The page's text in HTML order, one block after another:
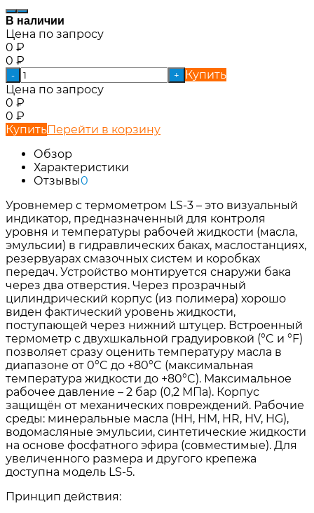
В наличии
Цена по запросу
0 ₽
0 ₽
- +
Купить
Цена по запросу
0 ₽
0 ₽
КупитьПерейти в корзину
Обзор
Характеристики
Отзывы0
Уровнемер с термометром LS-3 – это визуальный
индикатор, предназначенный для контроля
уровня и температуры рабочей жидкости (масла,
эмульсии) в гидравлических баках, маслостанциях,
резервуарах смазочных систем и коробках
передач. Устройство монтируется снаружи бака
через два отверстия. Через прозрачный
цилиндрический корпус (из полимера) хорошо
виден фактический уровень жидкости,
поступающей через нижний штуцер. Встроенный
термометр с двухшкальной градуировкой (°C и °F)
позволяет сразу оценить температуру масла в
диапазоне от 0°C до +80°C (максимальная
температура жидкости до +80°C). Максимальное
рабочее давление – 2 бар (0,2 МПа). Корпус
защищён от механических повреждений. Рабочие
среды: минеральные масла (HH, HM, HR, HV, HG),
водомасляные эмульсии, синтетические жидкости
на основе фосфатного эфира (совместимые). Для
увеличенного размера и другого крепежа
доступна модель LS-5.
Принцип действия: